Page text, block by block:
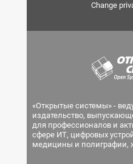
Change
«Открытые системы» -
издательство,
для профессионалов и
сфере ИТ, цифровых
медицины и полиграфии,